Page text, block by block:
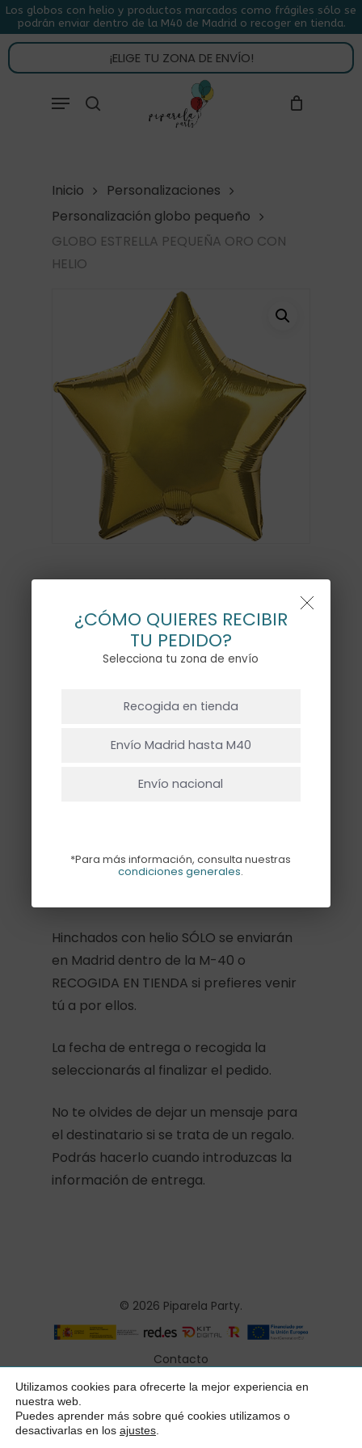
Skip
to
main
content
Los globos con helio y productos marcados como frágiles sólo se
podrán enviar dentro de la M40 de Madrid o recoger en tienda.
¡ELIGE TU ZONA DE ENVÍO!
Menu
CARRITO CLOSE
CART
Subtotal: 0,00
Ver Carrito
Inicio
Personalizaciones
Personalización globo pequeño
GLOBO ESTRELLA PEQUEÑA ORO CON
HELIO
PEQUEÑA ORO CON HELIO
€
Sin existencias
Descripción
Globo con forma de estrella en color
Hinchados con helio SÓLO se enviarán
en Madrid dentro de la M-40 o
RECOGIDA EN TIENDA si prefieres venir
tú a por ellos.
La fecha de entrega o recogida la
seleccionarás al finalizar el pedido.
No te olvides de dejar un mensaje para
el destinatario si se trata de un regalo.
Podrás hacerlo cuando introduzcas la
información de entrega.
© 2026 Piparela Party.
Contacto
Aviso legal
Política de privacidad
Condiciones generales
Menu
Utilizamos cookies para ofrecerte la mejor experiencia en
nuestra web.
Puedes aprender más sobre qué cookies utilizamos o
desactivarlas en los ajustes
¿CÓMO QUIERES RECIBIR
TU PEDIDO?
Selecciona tu zona de envío
Recogida en tienda
Envío Madrid hasta M40
Envío nacional
*Para más información, consulta nuestras
condiciones generales.